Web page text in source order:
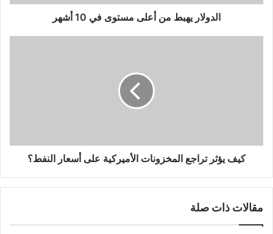
الدولار يهبط من أعلى مستوى في 10 أشهر
كيف يؤثر تراجع المخزونات الأميركية على أسعار النفط؟
مقالات ذات صلة